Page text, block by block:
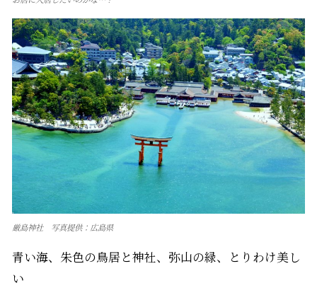
厳島神社 写真提供：広島県
青い海、朱色の鳥居と神社、弥山の緑、とりわけ美し
い